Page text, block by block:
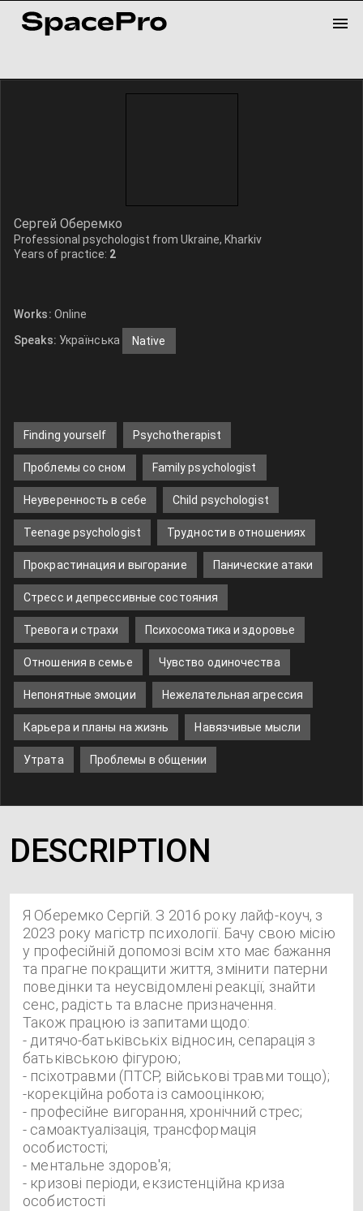
Сергей Оберемко
Professional psychologist from Ukraine, Kharkiv
Years of practice: 2
Works: Online
Speaks: Українська Native
Finding yourself Psychotherapist
Проблемы со сном Family psychologist
Неуверенность в себе Child psychologist
Teenage psychologist Трудности в отношениях
Прокрастинация и выгорание Панические атаки
Стресс и депрессивные состояния
Тревога и страхи Психосоматика и здоровье
Отношения в семье Чувство одиночества
Непонятные эмоции Нежелательная агрессия
Карьера и планы на жизнь Навязчивые мысли
Утрата Проблемы в общении
DESCRIPTION
Я Оберемко Сергій. З 2016 року лайф-коуч, з
2023 року магістр психології. Бачу свою місію
у професійній допомозі всім хто має бажання
та прагне покращити життя, змінити патерни
поведінки та неусвідомлені реакції, знайти
сенс, радість та власне призначення.
Також працюю із запитами щодо:
- дитячо-батьківськіх відносин, сепарація з
батьківською фігурою;
- псіхотравми (ПТСР, військові травми тощо);
-корекційна робота із самооцінкою;
- професійне вигорання, хронічний стрес;
- самоактуалізація, трансформація
особистості;
- ментальне здоров'я;
- кризові періоди, екзистенційна криза
особистості